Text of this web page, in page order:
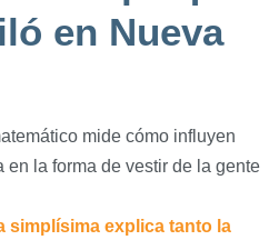
en Nueva
mide cómo influyen
en la forma de vestir de la gente
simplísima explica tanto la